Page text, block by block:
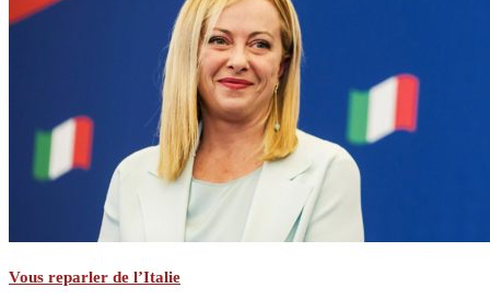
Vous reparler de l’Italie